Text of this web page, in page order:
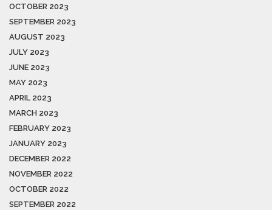
OCTOBER 2023
SEPTEMBER 2023
AUGUST 2023
JULY 2023
JUNE 2023
MAY 2023
APRIL 2023
MARCH 2023
FEBRUARY 2023
JANUARY 2023
DECEMBER 2022
NOVEMBER 2022
OCTOBER 2022
SEPTEMBER 2022